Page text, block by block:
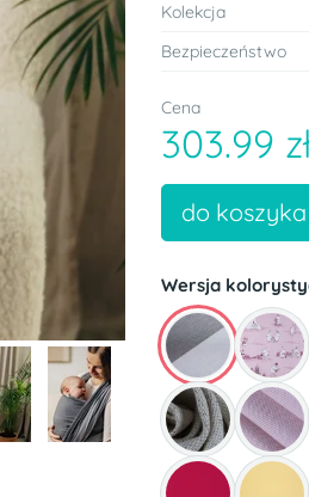
Kolekcja
Bezpieczeństwo
Cena
303.99
do koszyka
Wersja